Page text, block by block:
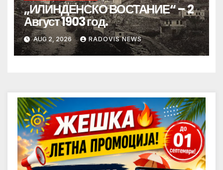
„ИЛИНДЕНСКО ВОСТАНИЕ“ – 2
Август 1903 год.
AUG 2, 2026 RADOVIS NEWS